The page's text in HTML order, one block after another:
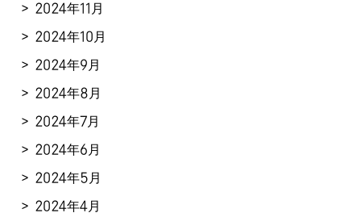
2024年11月
2024年10月
2024年9月
2024年8月
2024年7月
2024年6月
2024年5月
2024年4月